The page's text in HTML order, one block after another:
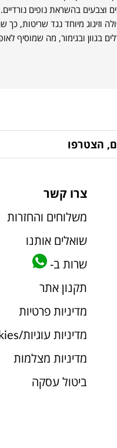
וצבעים בהשראת נופים
וזיגוג מיוחד נגד שריטות, כך
בגוון ובגימור, מה שמוסיף
הצטרפו
צרו קשר
משלוחים והחזרות
שואלים אותנו
שרות ב-
תקנון אתר
מדיניות פרטיות
מדיניות עוגיות/Cookies
מדיניות מצלמות
ביטול עסקה